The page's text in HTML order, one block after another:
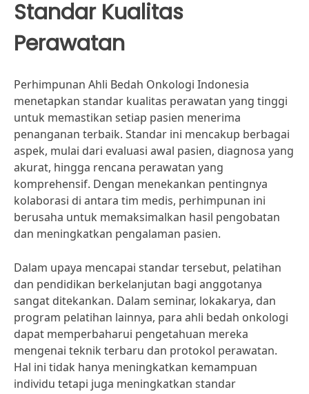
Standar Kualitas
Perawatan
Perhimpunan Ahli Bedah Onkologi Indonesia
menetapkan standar kualitas perawatan yang tinggi
untuk memastikan setiap pasien menerima
penanganan terbaik. Standar ini mencakup berbagai
aspek, mulai dari evaluasi awal pasien, diagnosa yang
akurat, hingga rencana perawatan yang
komprehensif. Dengan menekankan pentingnya
kolaborasi di antara tim medis, perhimpunan ini
berusaha untuk memaksimalkan hasil pengobatan
dan meningkatkan pengalaman pasien.
Dalam upaya mencapai standar tersebut, pelatihan
dan pendidikan berkelanjutan bagi anggotanya
sangat ditekankan. Dalam seminar, lokakarya, dan
program pelatihan lainnya, para ahli bedah onkologi
dapat memperbaharui pengetahuan mereka
mengenai teknik terbaru dan protokol perawatan.
Hal ini tidak hanya meningkatkan kemampuan
individu tetapi juga meningkatkan standar